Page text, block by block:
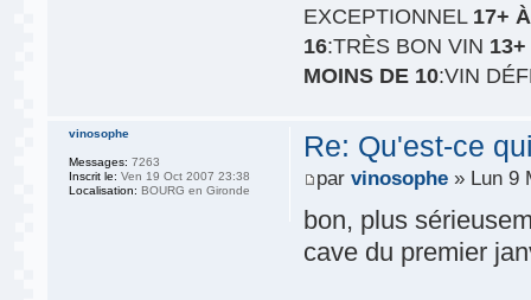
EXCEPTIONNEL 17+
16:TRÈS BON VIN
MOINS DE 10:VIN
Re: Qu'est-ce
parvinosophe » Lun 9
bon, plus
cave du premier
vinosophe
Messages: 7263
Inscrit le: Ven 19 Oct 2007 23:38
Localisation: BOURG en Gironde